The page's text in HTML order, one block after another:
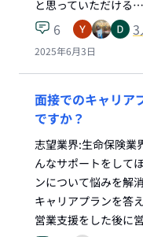
と思っていただける…
6 3
2025年6月3日
面接でのキャリア
ですか？
志望業界:生命保険業
んなサポートをして
ンについて悩みを解
キャリアプランを答
営業支援をした後に